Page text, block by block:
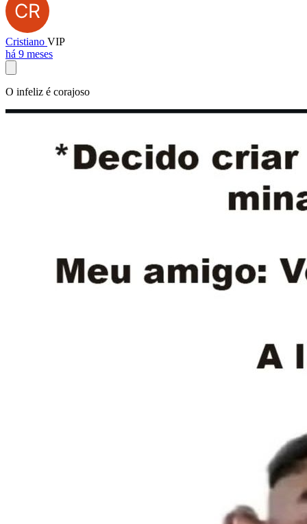
Cristiano VIP
há 9 meses
O infeliz é corajoso